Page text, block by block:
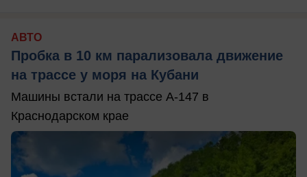
АВТО
Пробка в 10 км парализовала движение
на трассе у моря на Кубани
Машины встали на трассе А-147 в
Краснодарском крае